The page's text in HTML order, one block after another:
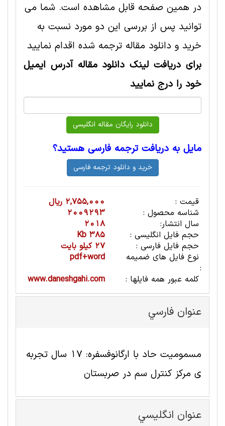
در همین صفحه قابل مشاهده است. شما می
توانید پس از بررسی این دو مورد نسبت به
خرید و دانلود مقاله ترجمه شده اقدام نمایید
برای دریافت لینک دانلود مقاله آدرس ایمیل
خود را درج نمایید
مایل به دریافت ترجمه فارسی هستید؟
قیمت :
2,755,000 ریال
شناسه محصول :
2009293
سال انتشار:
2018
حجم فایل انگلیسی :
385 Kb
حجم فایل فارسی :
27 کیلو بایت
نوع فایل های ضمیمه
:
pdf+word
کلمه عبور همه فایلها :
www.daneshgahi.com
عنوان فارسي
مسمومیت حاد با ارگانوفسفره: 17 سال تجربه
ی مرکز کنترل سم در صربستان
عنوان انگليسي